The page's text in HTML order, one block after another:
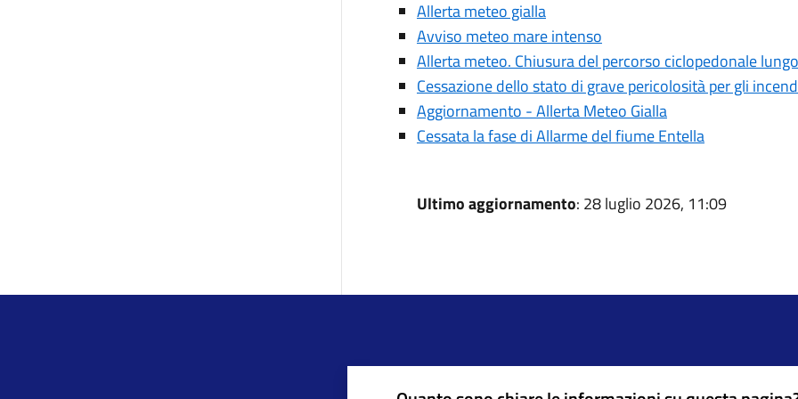
Allerta meteo gialla
Avviso meteo mare intenso
Allerta meteo. Chiusura del percorso ciclopedonale
Cessazione dello stato di grave pericolosità per gli
Aggiornamento - Allerta Meteo Gialla
Cessata la fase di Allarme del fiume Entella
Ultimo aggiornamento: 28 luglio 2026, 11:09